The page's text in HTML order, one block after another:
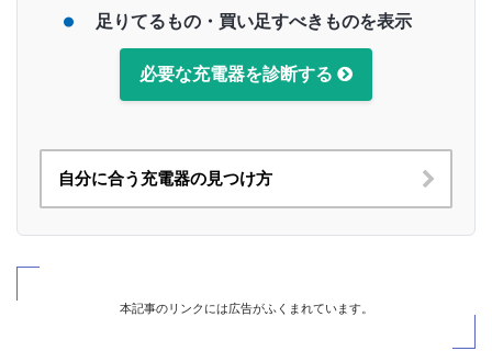
ーまとめ
充電器・モバ充のセール状況は 充電ガジェット図鑑
自分に必要な充電器を30秒でチェック
」こうした迷いを、iPhoneアプリ「充電ポー